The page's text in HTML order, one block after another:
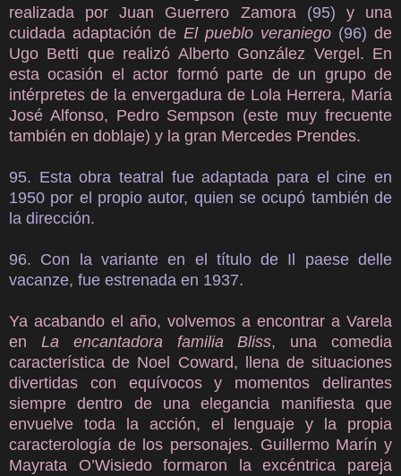
realizada por Juan Guerrero Zamora (95) y una
cuidada adaptación de El pueblo veraniego (96) de
Ugo Betti que realizó Alberto González Vergel. En
esta ocasión el actor formó parte de un grupo de
intérpretes de la envergadura de Lola Herrera, María
José Alfonso, Pedro Sempson (este muy frecuente
también en doblaje) y la gran Mercedes Prendes.
95. Esta obra teatral fue adaptada para el cine en
1950 por el propio autor, quien se ocupó también de
la dirección.
96. Con la variante en el título de Il paese delle
vacanze, fue estrenada en 1937.
Ya acabando el año, volvemos a encontrar a Varela
en La encantadora familia Bliss, una comedia
característica de Noel Coward, llena de situaciones
divertidas con equívocos y momentos delirantes
siempre dentro de una elegancia manifiesta que
envuelve toda la acción, el lenguaje y la propia
caracterología de los personajes. Guillermo Marín y
Mayrata O’Wisiedo formaron la excéntrica pareja